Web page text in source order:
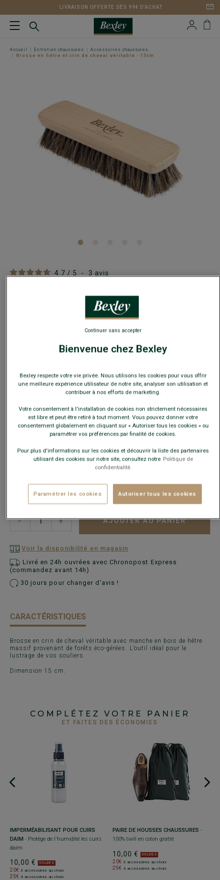
LIVRAISON OFFERTE DÈS 99€ D'ACHAT
Accueil Entretien chaussures
Accessoires chaussures
Brosse en hêtre et crin de cheval véritable - 15cm
4.7 / 5 - 3 avis
Brosse en hêtre et crin de cheval véritable - 15cm
Brosse pour entretien chaussures
SOLDES
3 accessoires au choix
Payez en plusieurs fois dès 199€ d'achat
COULEURS DISPONIBLES
− + AJOUTER AU PANIER
Voir la disponibilité en magasin
Livré en 24h ouvrées avec Chronopost Express
(commandez avant 14h)
30 jours pour changer d'avis !
CARACTÉRISTIQUES
Brosse en crin de cheval véritable avec manche en bois de hêtre
massif provenant de forêts éco-gérées. L’outil idéal pour le
lustrage de vos souliers.
Dimension 15 cm.
COMPLÉTEZ VOTRE PANIER
ET FAITES DES ÉCONOMIES
IMPERMÉABILISANT POUR CUIRS
DAIM - Protège de l'humidité les cuirs
daim
10,00 € SOLDES
20€ 3 accessoires au choix
25€ 4 accessoires au choix
PAIRE DE HOUSSES CHAUSSURES -
100% twill en coton gratté
10,00 € SOLDES
20€ 3 accessoires au choix
25€ 4 accessoires au choix
Bienvenue chez Bexley
Bexley respecte votre vie privée. Nous utilisons les cookies pour vous offrir
une meilleure expérience utilisateur de notre site, analyser son utilisation et
contribuer à nos efforts de marketing.
Votre consentement à l'installation de cookies non strictement nécessaires
est libre et peut être retiré à tout moment. Vous pouvez donner votre
consentement globalement en cliquant sur « Autoriser tous les cookies » ou
paramétrer vos préférences par finalité de cookies.
Pour plus d'informations sur les cookies et découvrir la liste des partenaires
utilisant des cookies sur notre site, consultez notre Politique de
confidentialité.
Paramétrer les cookies Autoriser tous les cookies
Continuer sans accepter